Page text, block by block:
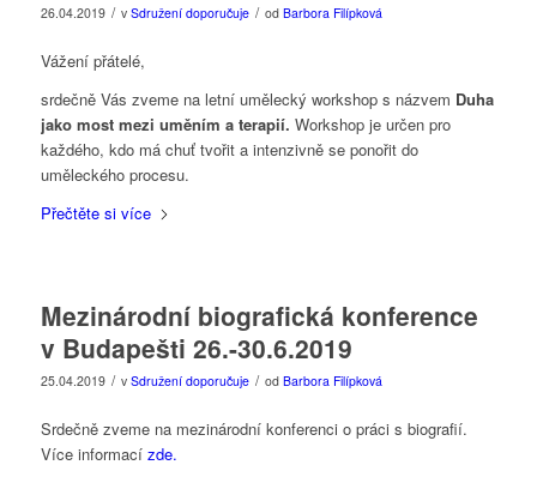
26.04.2019 / v Sdružení doporučuje / od Barbora Filípková
Vážení přátelé,
srdečně Vás zveme na letní umělecký workshop s názvem Duha
jako most mezi uměním a terapií. Workshop je určen pro
každého, kdo má chuť tvořit a intenzivně se ponořit do
uměleckého procesu.
Přečtěte si více
Mezinárodní biografická konference
v Budapešti 26.-30.6.2019
25.04.2019 / v Sdružení doporučuje / od Barbora Filípková
Srdečně zveme na mezinárodní konferenci o práci s biografií.
Více informací zde.